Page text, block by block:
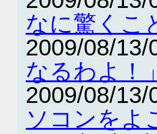
なに驚くこ
2009/08/13/
なるわよ！」
2009/08/13/
ソコンをよ